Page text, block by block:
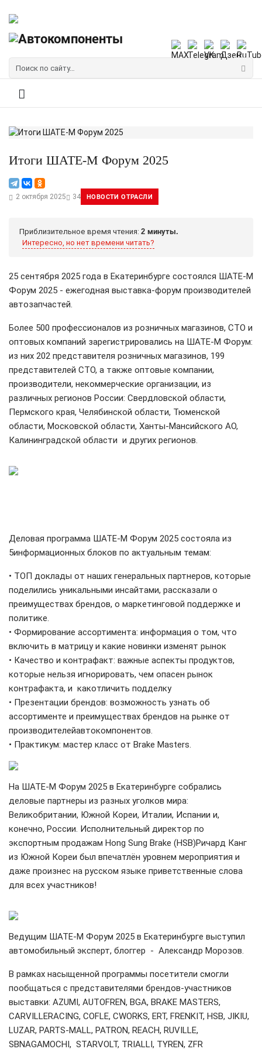
Итоги ШАТЕ-М Форум 2025
2 октября 2025 34 НОВОСТИ ОТРАСЛИ
Приблизительное время чтения: 2 минуты.
Интересно, но нет времени читать?
25 сентября 2025 года в Екатеринбурге состоялся ШАТЕ-М
Форум 2025 - ежегодная выставка-форум производителей
автозапчастей.
Более 500 профессионалов из розничных магазинов, СТО и
оптовых компаний зарегистрировались на ШАТЕ-М Форум:
из них 202 представителя розничных магазинов, 199
представителей СТО, а также оптовые компании,
производители, некоммерческие организации, из
различных регионов России: Свердловской области,
Пермского края, Челябинской области, Тюменской
области, Московской области, Ханты-Мансийского АО,
Калининградской области и других регионов.
Деловая программа ШАТЕ-М Форум 2025 состояла из
5информационных блоков по актуальным темам:
• ТОП доклады от наших генеральных партнеров, которые
поделились уникальными инсайтами, рассказали о
преимуществах брендов, о маркетинговой поддержке и
политике.
• Формирование ассортимента: информация о том, что
включить в матрицу и какие новинки изменят рынок
• Качество и контрафакт: важные аспекты продуктов,
которые нельзя игнорировать, чем опасен рынок
контрафакта, и какотличить подделку
• Презентации брендов: возможность узнать об
ассортименте и преимуществах брендов на рынке от
производителейавтокомпонентов.
• Практикум: мастер класс от Brake Masters.
На ШАТЕ-М Форум 2025 в Екатеринбурге собрались
деловые партнеры из разных уголков мира:
Великобритании, Южной Кореи, Италии, Испании и,
конечно, России. Исполнительный директор по
экспортным продажам Hong Sung Brake (HSB)Ричард Канг
из Южной Кореи был впечатлён уровнем мероприятия и
даже произнес на русском языке приветственные слова
для всех участников!
Ведущим ШАТЕ-М Форум 2025 в Екатеринбурге выступил
автомобильный эксперт, блоггер - Александр Морозов.
В рамках насыщенной программы посетители смогли
пообщаться с представителями брендов-участников
выставки: AZUMI, AUTOFREN, BGA, BRAKE MASTERS,
CARVILLERACING, COFLE, CWORKS, ERT, FRENKIT, HSB, JIKIU,
LUZAR, PARTS-MALL, PATRON, REACH, RUVILLE,
SBNAGAMOCHI, STARVOLT, TRIALLI, TYREN, ZFR